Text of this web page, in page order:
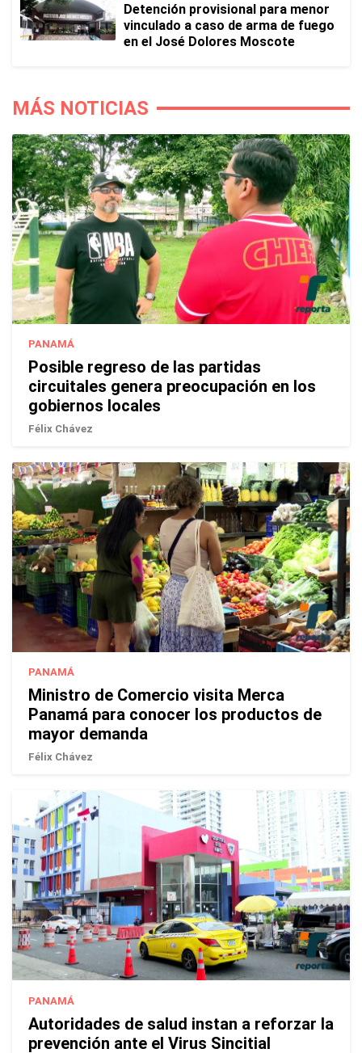
Detención provisional para menor
vinculado a caso de arma de fuego
en el José Dolores Moscote
MÁS NOTICIAS
PANAMÁ
Posible regreso de las partidas
circuitales genera preocupación en los
gobiernos locales
Félix Chávez
PANAMÁ
Ministro de Comercio visita Merca
Panamá para conocer los productos de
mayor demanda
Félix Chávez
PANAMÁ
Autoridades de salud instan a reforzar la
prevención ante el Virus Sincitial